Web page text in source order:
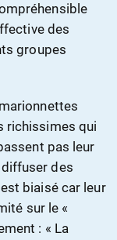
des
groupes
richissimes qui
pas leur
des
biaisé car leur
sur le «
: « La